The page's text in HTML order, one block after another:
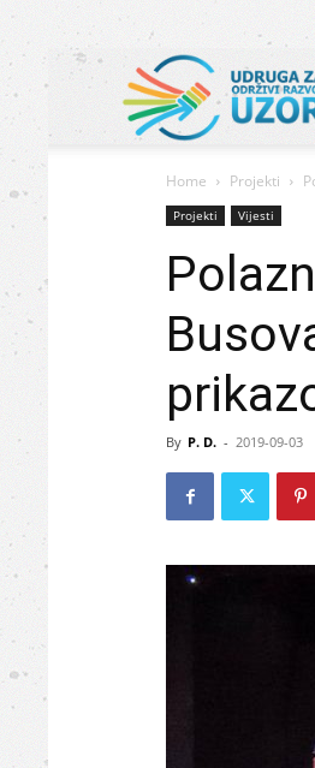
Home Projekti
Projekti Vijesti
By P. D. - 2019-09-03